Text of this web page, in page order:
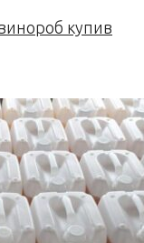
купив